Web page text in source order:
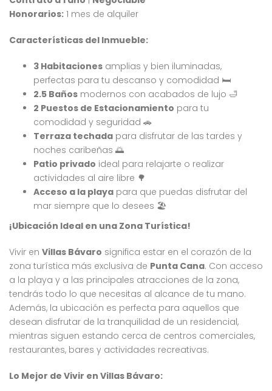
Honorarios: 1 mes de alquiler
Características del Inmueble:
3 Habitaciones amplias y bien iluminadas,
perfectas para tu descanso y comodidad 🛏️
2.5 Baños modernos con acabados de lujo 🛁
2 Puestos de Estacionamiento para tu
comodidad y seguridad 🚗
Terraza techada para disfrutar de las tardes y
noches caribeñas 🌅
Patio privado ideal para relajarte o realizar
actividades al aire libre 🌳
Acceso a la playa para que puedas disfrutar del
mar siempre que lo desees 🏖️
¡Ubicación Ideal en una Zona Turística!
Vivir en Villas Bávaro significa estar en el corazón de la
zona turística más exclusiva de Punta Cana. Con acceso
a la playa y a las principales atracciones de la zona,
tendrás todo lo que necesitas al alcance de tu mano.
Además, la ubicación es perfecta para aquellos que
desean disfrutar de la tranquilidad de un residencial,
mientras siguen estando cerca de centros comerciales,
restaurantes, bares y actividades recreativas.
Lo Mejor de Vivir en Villas Bávaro: